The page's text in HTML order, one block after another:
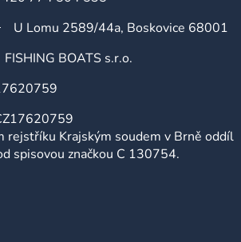
u
U Lomu 2589/44a, Boskovice 68001
FISHING BOATS s.r.o.
rejstříku Krajským soudem v Brně oddíl
spisovou značkou C 130754.